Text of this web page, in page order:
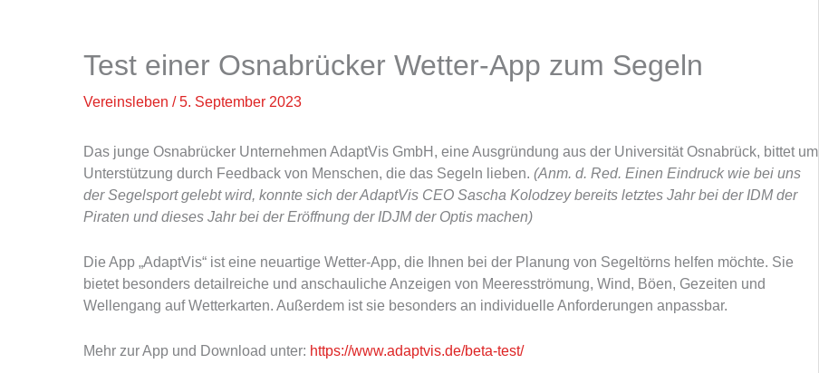
Test einer Osnabrücker Wetter-App zum Segeln
Vereinsleben /5. September 2023
Das junge Osnabrücker Unternehmen AdaptVis GmbH, eine Ausgründung aus der Universität Osnabrück, bittet um
Unterstützung durch Feedback von Menschen, die das Segeln lieben. (Anm. d. Red. Einen Eindruck wie bei uns
der Segelsport gelebt wird, konnte sich der AdaptVis CEO Sascha Kolodzey bereits letztes Jahr bei der IDM der
Piraten und dieses Jahr bei der Eröffnung der IDJM der Optis machen)
Die App „AdaptVis“ ist eine neuartige Wetter-App, die Ihnen bei der Planung von Segeltörns helfen möchte. Sie
bietet besonders detailreiche und anschauliche Anzeigen von Meeresströmung, Wind, Böen, Gezeiten und
Wellengang auf Wetterkarten. Außerdem ist sie besonders an individuelle Anforderungen anpassbar.
Mehr zur App und Download unter: https://www.adaptvis.de/beta-test/